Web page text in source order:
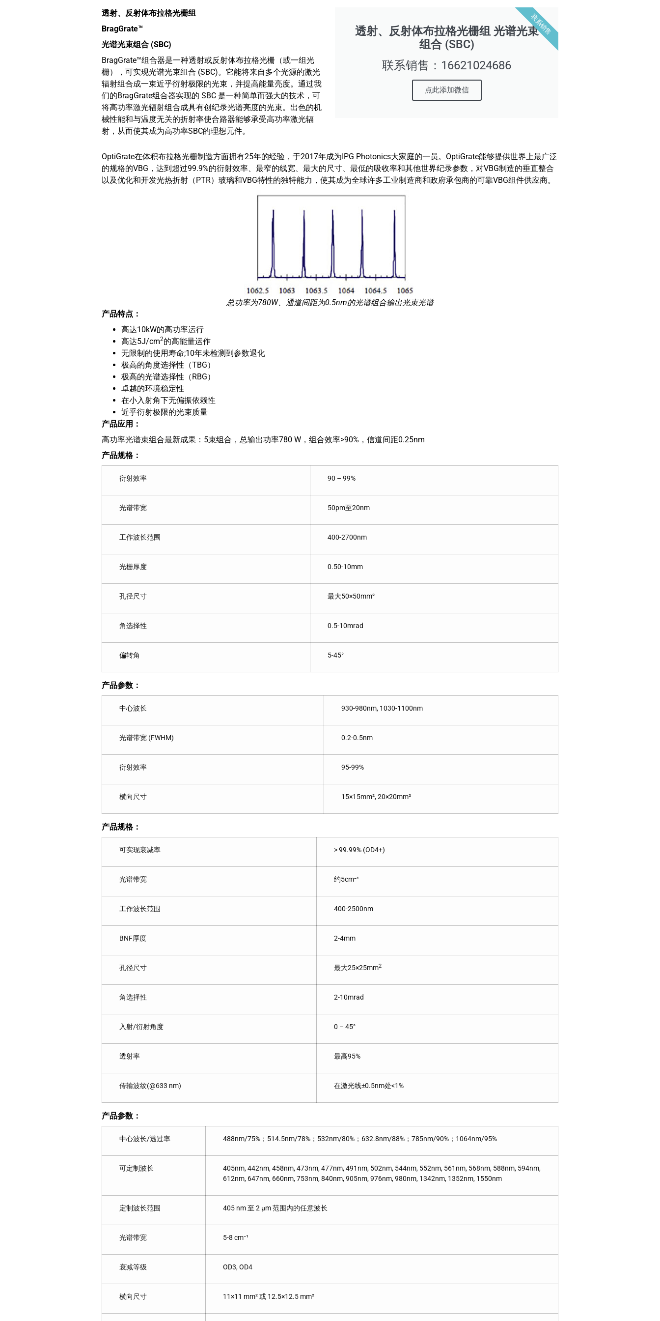
透射、反射体布拉格光栅组
BragGrate™
光谱光束组合 (SBC)
BragGrate™组合器是一种透射或反射体布拉格光栅（或一组光
栅），可实现光谱光束组合 (SBC)。它能将来自多个光源的激光
辐射组合成一束近乎衍射极限的光束，并提高能量亮度。通过我
们的BragGrate组合器实现的 SBC 是一种简单而强大的技术，可
将高功率激光辐射组合成具有创纪录光谱亮度的光束。出色的机
械性能和与温度无关的折射率使合路器能够承受高功率激光辐
射，从而使其成为高功率SBC的理想元件。
透射、反射体布拉格光栅组 光谱光束
组合 (SBC)
联系销售：16621024686
点此添加微信
联系销售
OptiGrate在体积布拉格光栅制造方面拥有25年的经验，于2017年成为IPG Photonics大家庭的一员。OptiGrate能够提供世界上最广泛
的规格的VBG，达到超过99.9%的衍射效率、最窄的线宽、最大的尺寸、最低的吸收率和其他世界纪录参数，对VBG制造的垂直整合
以及优化和开发光热折射（PTR）玻璃和VBG特性的独特能力，使其成为全球许多工业制造商和政府承包商的可靠VBG组件供应商。
总功率为780W、通道间距为0.5nm的光谱组合输出光束光谱
产品特点：
高达10kW的高功率运行
高达5J/cm2的高能量运作
无限制的使用寿命;10年未检测到参数退化
极高的角度选择性（TBG）
极高的光谱选择性（RBG）
卓越的环境稳定性
在小入射角下无偏振依赖性
近乎衍射极限的光束质量
产品应用：
高功率光谱束组合最新成果：5束组合，总输出功率780 W，组合效率>90%，信道间距0.25nm
产品规格：
衍射效率 90 – 99%
光谱带宽 50pm至20nm
工作波长范围 400-2700nm
光栅厚度 0.50-10mm
孔径尺寸 最大50×50mm²
角选择性 0.5-10mrad
偏转角 5-45°
产品参数：
中心波长 930-980nm, 1030-1100nm
光谱带宽 (FWHM) 0.2-0.5nm
衍射效率 95-99%
横向尺寸 15×15mm², 20×20mm²
产品规格：
可实现衰减率 > 99.99% (OD4+)
光谱带宽 约5cm⁻¹
工作波长范围 400-2500nm
BNF厚度 2-4mm
孔径尺寸 最大25×25mm2
角选择性 2-10mrad
入射/衍射角度 0 – 45°
透射率 最高95%
传输波纹(@633 nm) 在激光线±0.5nm处<1%
产品参数：
中心波长/透过率 488nm/75%；514.5nm/78%；532nm/80%；632.8nm/88%；785nm/90%；1064nm/95%
可定制波长
405nm, 442nm, 458nm, 473nm, 477nm, 491nm, 502nm, 544nm, 552nm, 561nm, 568nm, 588nm, 594nm,
612nm, 647nm, 660nm, 753nm, 840nm, 905nm, 976nm, 980nm, 1342nm, 1352nm, 1550nm
定制波长范围 405 nm 至 2 μm 范围内的任意波长
光谱带宽 5-8 cm⁻¹
衰减等级 OD3, OD4
横向尺寸 11×11 mm² 或 12.5×12.5 mm²